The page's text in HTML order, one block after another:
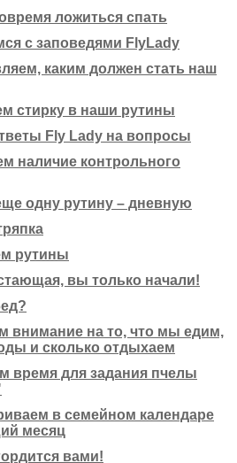
ложиться спать
с заповедями FlyLady
каким должен стать наш
стирку в наши рутины
Fly Lady на вопросы
наличие контрольного
одну рутину – дневную
рутины
вы только начали!
внимание на то, что мы едим,
и сколько отдыхаем
время для задания пчелы
в семейном календаре
месяц
вами!